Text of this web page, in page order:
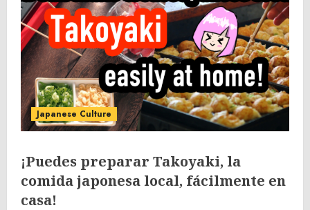
Japanese Culture
¡Puedes preparar Takoyaki, la
comida japonesa local, fácilmente en
casa!